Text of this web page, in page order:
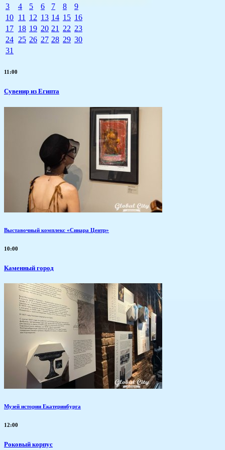
3
4 5 6 7 8
9
10 11 12 13 14 15 16
17 18 19 20 21 22 23
24 25 26 27 28 29 30
31
11:00
Сувенир из Египта
Выставочный комплекс «Синара Центр»
10:00
Каменный город
Музей истории Екатеринбурга
12:00
Роковый корпус